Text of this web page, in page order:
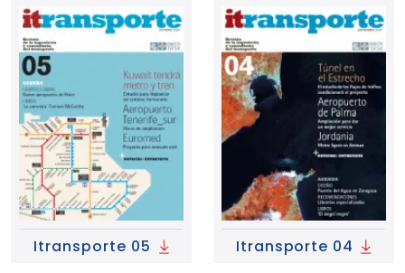
Itransporte 05 Itransporte 04